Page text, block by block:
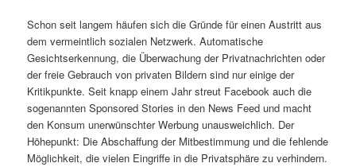
Schon seit langem häufen sich die Gründe für einen Austritt aus
dem vermeintlich sozialen Netzwerk. Automatische
Gesichtserkennung, die Überwachung der Privatnachrichten oder
der freie Gebrauch von privaten Bildern sind nur einige der
Kritikpunkte. Seit knapp einem Jahr streut Facebook auch die
sogenannten Sponsored Stories in den News Feed und macht
den Konsum unerwünschter Werbung unausweichlich. Der
Höhepunkt: Die Abschaffung der Mitbestimmung und die fehlende
Möglichkeit, die vielen Eingriffe in die Privatsphäre zu verhindern.